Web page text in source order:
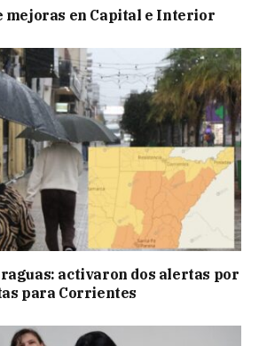
mejoras en Capital e Interior
activaron dos alertas por
para Corrientes